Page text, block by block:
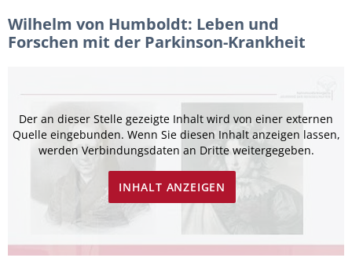
Wilhelm von Humboldt: Leben und
Forschen mit der Parkinson-Krankheit
Der an dieser Stelle gezeigte Inhalt wird von einer externen
Quelle eingebunden. Wenn Sie diesen Inhalt anzeigen lassen,
werden Verbindungsdaten an Dritte weitergegeben.
INHALT ANZEIGEN